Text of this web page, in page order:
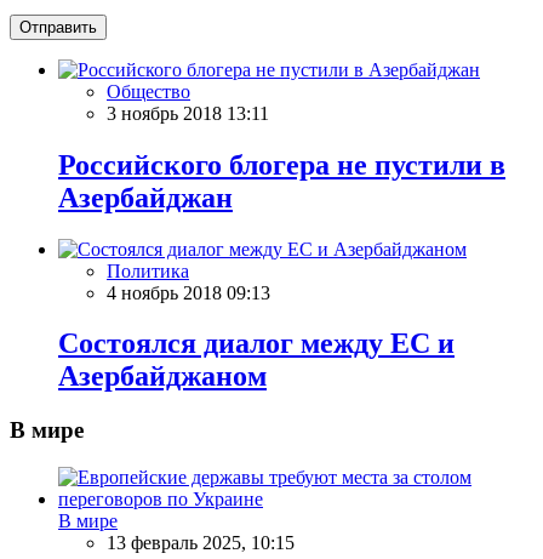
Отправить
Общество
3 ноябрь 2018 13:11
Российского блогера не пустили в
Азербайджан
Политика
4 ноябрь 2018 09:13
Состоялся диалог между ЕС и
Азербайджаном
В мире
В мире
13 февраль 2025, 10:15